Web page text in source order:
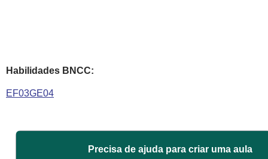
Habilidades BNCC:
EF03GE04
Precisa de ajuda para criar uma aula